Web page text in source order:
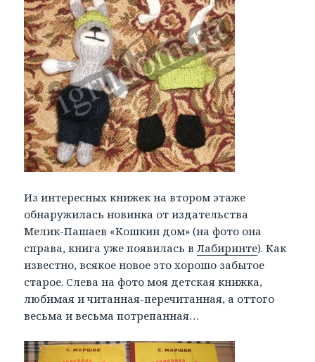
Из интересных книжек на втором этаже
обнаружилась новинка от издательства
Мелик-Пашаев «Кошкин дом» (на фото она
справа, книга уже появилась вЛабиринте). Как
известно, всякое новое это хорошо забытое
старое. Слева на фото моя детская книжка,
любимая и читанная-перечитанная, а оттого
весьма и весьма потрепанная…